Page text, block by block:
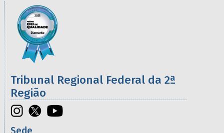
Informações úteis sobre os órgãos da 2ª
Imagem
Tribunal Regional Federal da 2ª
Região
Sede